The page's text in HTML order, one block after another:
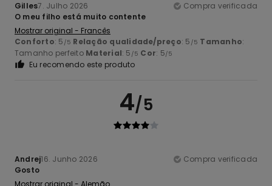
Gilles7. Julho 2026
Compra verificada
O meu filho está muito contente
Mostrar original - Francês
Conforto: 5 /5 Relação qualidade/preço: 5 /5 Tamanho:
Tamanho perfeito Material: 5 /5 Cor: 5/5
Eu recomendo este produto
4/5
Andrej16. Junho 2026
Compra verificada
Gosto